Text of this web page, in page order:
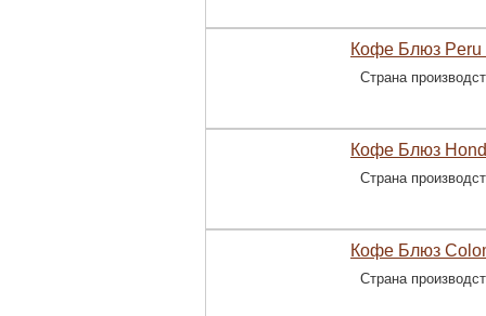
Кофе Блюз Peru
Страна
Кофе Блюз
Страна
Кофе Блюз
Страна